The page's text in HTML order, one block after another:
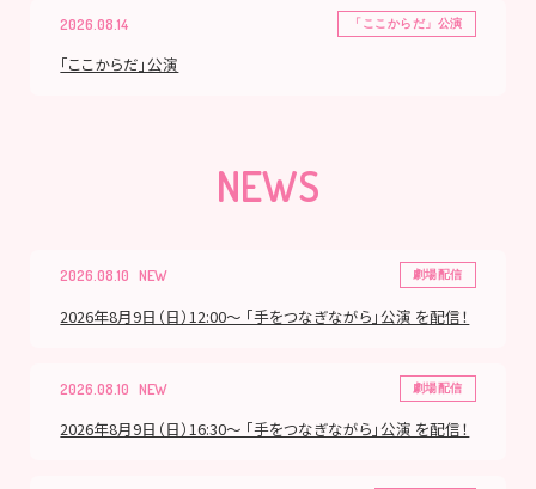
2026.08.14 「ここからだ」公演
「ここからだ」公演
NEWS
2026.08.10 劇場配信
2026年8月9日（日）12:00～ 「手をつなぎながら」公演 を配信！
2026.08.10 劇場配信
2026年8月9日（日）16:30～ 「手をつなぎながら」公演 を配信！